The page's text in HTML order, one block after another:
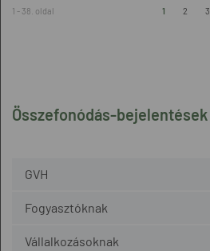
Összefonódás-bejelentések
GVH
Fogyasztóknak
Vállalkozásoknak
1 - 38. oldal 1 2 3